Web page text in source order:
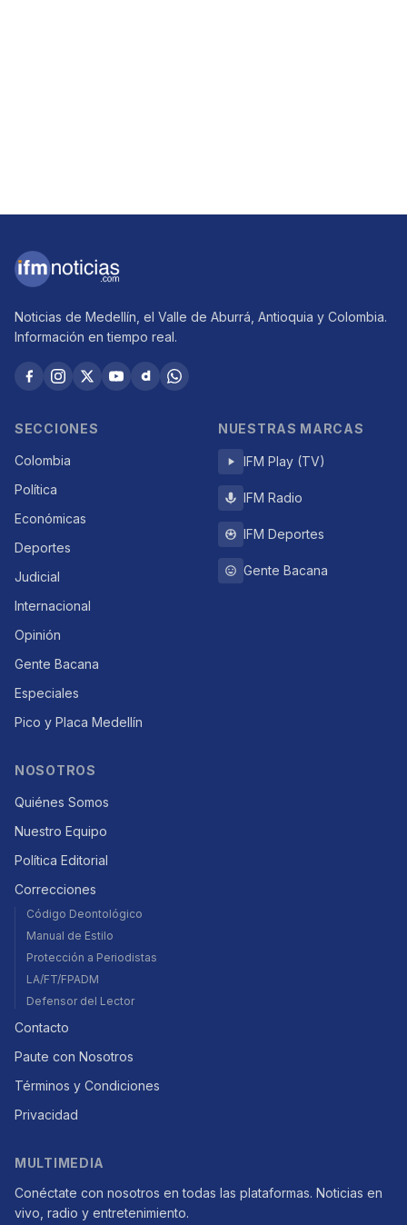
Noticias de Medellín, el Valle de Aburrá, Antioquia y Colombia.
Información en tiempo real.
SECCIONES
Colombia
Política
Económicas
Deportes
Judicial
Internacional
Opinión
Gente Bacana
Especiales
Pico y Placa Medellín
NUESTRAS MARCAS
IFM Play (TV)
IFM Radio
IFM Deportes
Gente Bacana
NOSOTROS
Quiénes Somos
Nuestro Equipo
Política Editorial
Correcciones
Código Deontológico
Manual de Estilo
Protección a Periodistas
LA/FT/FPADM
Defensor del Lector
Contacto
Paute con Nosotros
Términos y Condiciones
Privacidad
MULTIMEDIA
Conéctate con nosotros en todas las plataformas. Noticias en
vivo, radio y entretenimiento.